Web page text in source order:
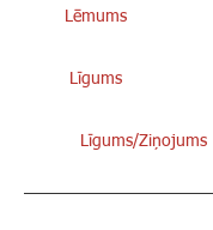
Lēmums
Līgums
Līgums/Ziņojums